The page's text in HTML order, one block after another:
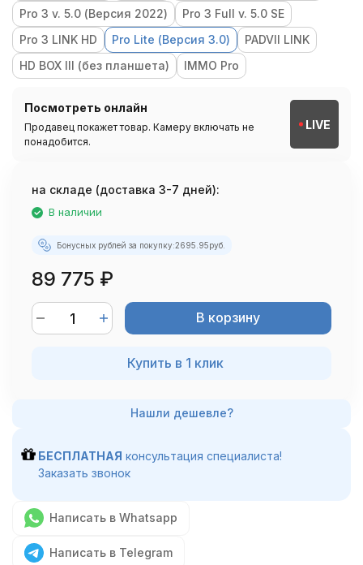
Pro 3 v. 5.0 (Версия 2022)
Pro 3 Full v. 5.0 SE
Pro 3 LINK HD
Pro Lite (Версия 3.0)
PADVII LINK
HD BOX III (без планшета)
IMMO Pro
Посмотреть онлайн
Продавец покажет товар. Камеру включать не
понадобится.
LIVE
на складе (доставка 3-7 дней):
В наличии
Бонусных рублей за покупку:2695.95руб.
89 775 ₽
В корзину
Купить в 1 клик
БЕСПЛАТНАЯ консультация специалиста!
Заказать звонок
Написать в Whatsapp
Написать в Telegram